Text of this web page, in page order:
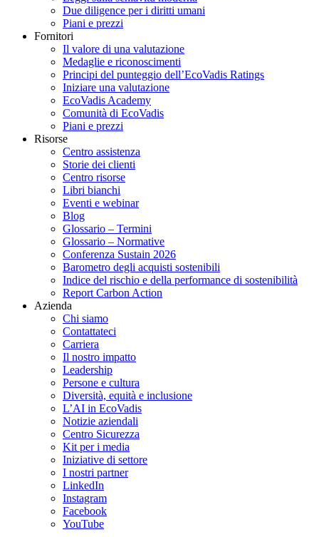
Due diligence per i diritti umani
Piani e prezzi
Fornitori
Il valore di una valutazione
Medaglie e riconoscimenti
Principi del punteggio dell’EcoVadis Ratings
Iniziare una valutazione
EcoVadis Academy
Comunità di EcoVadis
Piani e prezzi
Risorse
Centro assistenza
Storie dei clienti
Centro risorse
Libri bianchi
Eventi e webinar
Blog
Glossario – Termini
Glossario – Normative
Conferenza Sustain 2026
Barometro degli acquisti sostenibili
Indice del rischio e della performance di sostenibilità
Report Carbon Action
Azienda
Chi siamo
Contattateci
Carriera
Il nostro impatto
Leadership
Persone e cultura
Diversità, equità e inclusione
L’AI in EcoVadis
Notizie aziendali
Centro Sicurezza
Kit per i media
Iniziative di settore
I nostri partner
LinkedIn
Instagram
Facebook
YouTube